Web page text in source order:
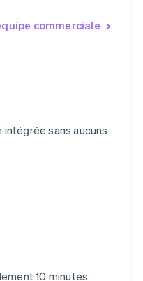
commerciale
sans aucuns
10 minutes